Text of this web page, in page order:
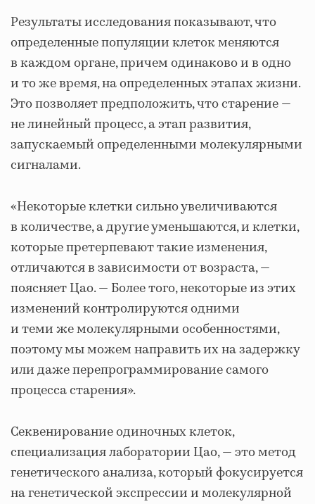
Результаты исследования показывают, что
определенные популяции клеток меняются
в каждом органе, причем одинаково и в одно
и то же время, на определенных этапах жизни.
Это позволяет предположить, что старение —
не линейный процесс, а этап развития,
запускаемый определенными молекулярными
сигналами.
«Некоторые клетки сильно увеличиваются
в количестве, а другие уменьшаются, и клетки,
которые претерпевают такие изменения,
отличаются в зависимости от возраста, —
поясняет Цао. — Более того, некоторые из этих
изменений контролируются одними
и теми же молекулярными особенностями,
поэтому мы можем направить их на задержку
или даже перепрограммирование самого
процесса старения».
Секвенирование одиночных клеток,
специализация лаборатории Цао, — это метод
генетического анализа, который фокусируется
на генетической экспрессии и молекулярной